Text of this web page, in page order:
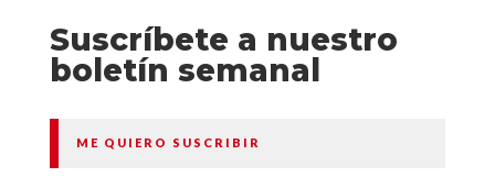
Suscríbete a nuestro
boletín semanal
ME QUIERO SUSCRIBIR